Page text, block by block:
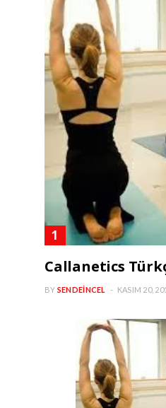
Callanetics
BY SENDEINCEL KASIM 20,